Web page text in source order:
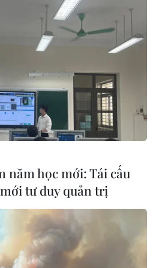
thêm
XÃ VIỆT NAM
DUẨN
năm học mới: Tái cấu
tư duy quản trị